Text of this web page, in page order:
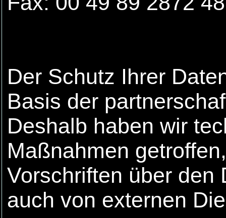
Der Schutz Ihrer
Basis der
Deshalb haben wir
Maßnahmen
Vorschriften über den
auch von externen